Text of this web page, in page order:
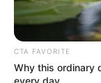
2. Untuk
tak tabrak
gambarnya
CTA FAVORITE
Why this ordinary
every day